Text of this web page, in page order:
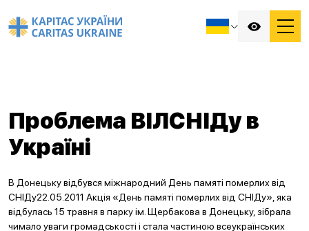
Проблема ВІЛСНІДу в
Україні
В Донецьку відбувся міжнародний День памяті померлих від
СНІДу22.05.2011 Акція «День памяті померлих від СНІДу», яка
відбулась 15 травня в парку ім. Щербакова в Донецьку, зібрала
чимало уваги громадськості і стала частиною всеукраїнських